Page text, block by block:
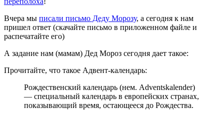
Вчера мы писали письмо Деду Морозу, а сегодня к нам
пришел ответ (скачайте письмо в приложенном файле и
распечатайте его)
А задание нам (мамам) Дед Мороз сегодня дает такое:
Прочитайте, что такое Адвент-календарь:
Рождественский календарь (нем. Adventskalender)
— специальный календарь в европейских странах,
показывающий время, остающееся до Рождества.